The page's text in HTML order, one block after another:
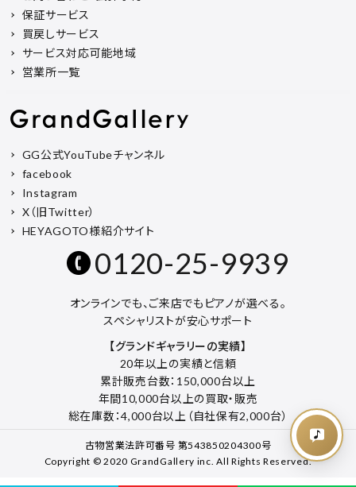
保証サービス
買戻しサービス
サービス対応可能地域
営業所一覧
GG公式YouTubeチャンネル
facebook
Instagram
X（旧Twitter）
HEYAGOTO様紹介サイト
0120-25-9939
オンラインでも、ご来店でもピアノが選べる。
スペシャリストが安心サポート
【グランドギャラリーの実績】
20年以上の実績と信頼
累計販売台数：150,000台以上
年間10,000台以上の買取・販売
総在庫数：4,000台以上（自社保有2,000台）
古物営業法許可番号 第543850204300号
Copyright © 2020 GrandGallery inc. All Rights Reserved.